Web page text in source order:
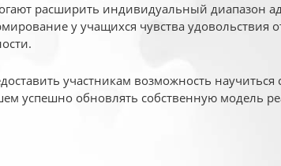
расширить индивидуальный диапазон
у учащихся чувства удовольствия
участникам возможность научиться
успешно обновлять собственную модель